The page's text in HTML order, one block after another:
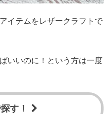
イテムをレザークラフトで
いいのに！という方は一度
す！